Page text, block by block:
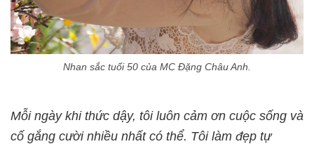
Nhan sắc tuổi 50 của MC Đặng Châu Anh.
Mỗi ngày khi thức dậy, tôi luôn cảm ơn cuộc sống và
cố gắng cười nhiều nhất có thể. Tôi làm đẹp tự